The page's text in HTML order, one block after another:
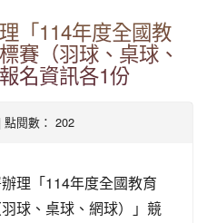
「114年度全國教
賽（羽球、桌球、
名資訊各1份
點閱數： 202
理「114年度全國教育
球、桌球、網球）」競